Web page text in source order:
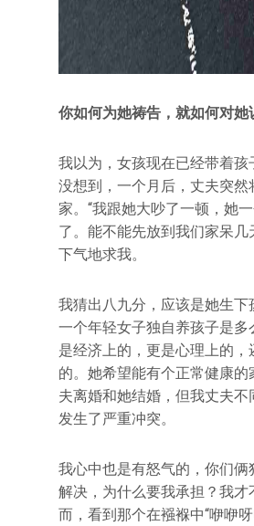
你如何为她祷告，就如何对她
我以为，女孩现在已经带着孩
没想到，一个月后，丈夫突然
家。“我跟她大吵了一顿，她
了。能不能先放到我们家呆几
下气地求我。
我猜出八九分，应该是她生下
一个年轻女子独自养孩子是多
是经济上的，更是心理上的，
的。她希望能有个正常健康的
夫离婚和她结婚，但我丈夫不
发生了严重冲突。
我心中也是有怒气的，你们俩
解决，为什么要我承担？我才
而，看到那个在襁褓中“咿咿呀